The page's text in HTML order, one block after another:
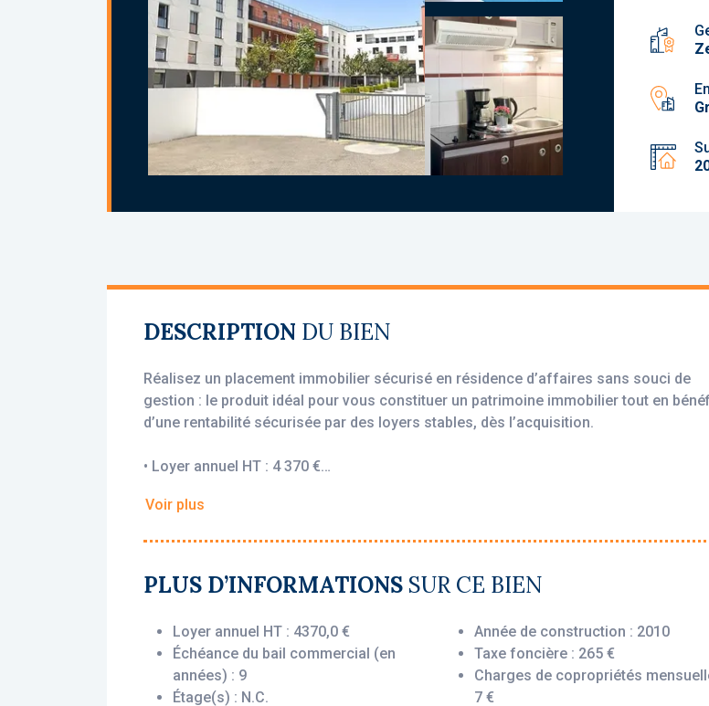
DESCRIPTION DU BIEN
Réalisez un placement immobilier sécurisé en résidence d’affaires sans souci de
gestion : le produit idéal pour vous constituer un patrimoine immobilier tout en
d’une rentabilité sécurisée par des loyers stables, dès l’acquisition.
• Loyer annuel HT : 4 370 €
• Gestionnaire : Zenitude
sur vos revenus locatifs. Le bien est exploité par un gestionnaire professionnel
(Zenitude), engagé par un bail commercial, vous assurant le versement des loyers
Description du bien :
Cet appartement T1 situé au ez-de-chaussée offre un agencement fonctionnel et
Voir plus
PLUS D’INFORMATIONS SUR CE BIEN
Loyer annuel HT : 4370,0 €
Échéance du bail commercial (en
années) : 9
Étage(s) : N.C.
Année de construction : 2010
Taxe foncière : 265 €
Charges de copropriétés
7 €